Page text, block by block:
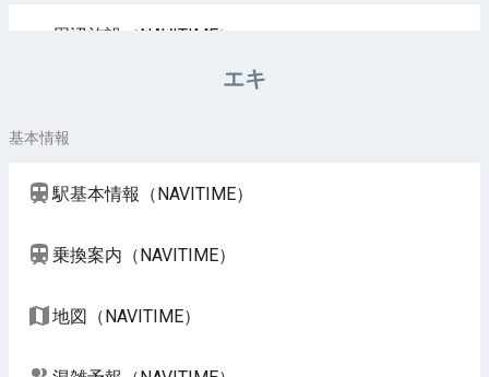
周辺施設（NAVITIME）
エキ
基本情報
駅基本情報（NAVITIME）
乗換案内（NAVITIME）
地図（NAVITIME）